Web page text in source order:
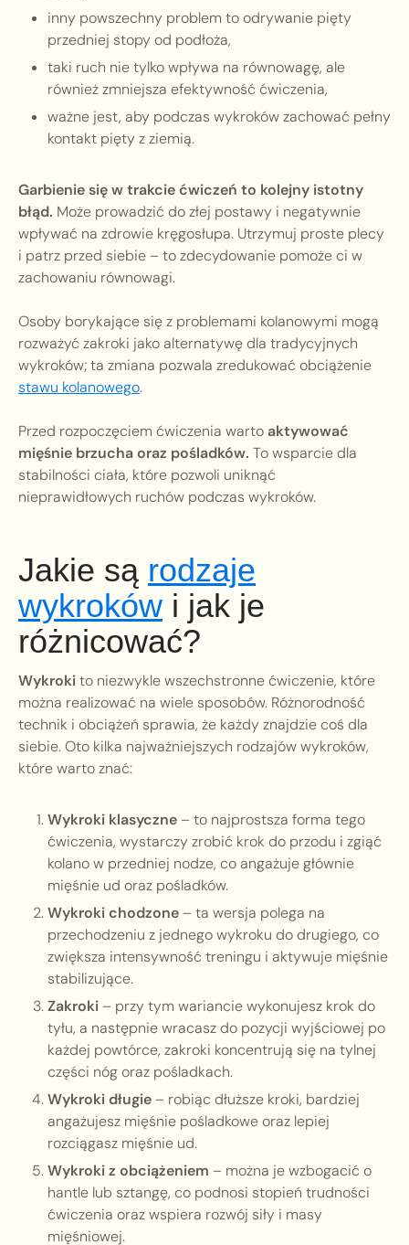
inny powszechny problem to odrywanie pięty
przedniej stopy od podłoża,
taki ruch nie tylko wpływa na równowagę, ale
również zmniejsza efektywność ćwiczenia,
ważne jest, aby podczas wykroków zachować pełny
kontakt pięty z ziemią.
Garbienie się w trakcie ćwiczeń to kolejny istotny
błąd. Może prowadzić do złej postawy i negatywnie
wpływać na zdrowie kręgosłupa. Utrzymuj proste plecy
i patrz przed siebie – to zdecydowanie pomoże ci w
zachowaniu równowagi.
Osoby borykające się z problemami kolanowymi mogą
rozważyć zakroki jako alternatywę dla tradycyjnych
wykroków; ta zmiana pozwala zredukować obciążenie
stawu kolanowego.
Przed rozpoczęciem ćwiczenia wartoaktywować
mięśnie brzucha oraz pośladków. To wsparcie dla
stabilności ciała, które pozwoli uniknąć
nieprawidłowych ruchów podczas wykroków.
Jakie są rodzaje
wykroków i jak je
różnicować?
Wykrokito niezwykle wszechstronne ćwiczenie, które
można realizować na wiele sposobów. Różnorodność
technik i obciążeń sprawia, że każdy znajdzie coś dla
siebie. Oto kilka najważniejszych rodzajów wykroków,
które warto znać:
Wykroki klasyczne– to najprostsza forma tego
ćwiczenia, wystarczy zrobić krok do przodu i zgiąć
kolano w przedniej nodze, co angażuje głównie
mięśnie ud oraz pośladków.
Wykroki chodzone– ta wersja polega na
przechodzeniu z jednego wykroku do drugiego, co
zwiększa intensywność treningu i aktywuje mięśnie
stabilizujące.
Zakroki– przy tym wariancie wykonujesz krok do
tyłu, a następnie wracasz do pozycji wyjściowej po
każdej powtórce, zakroki koncentrują się na tylnej
części nóg oraz pośladkach.
Wykroki długie– robiąc dłuższe kroki, bardziej
angażujesz mięśnie pośladkowe oraz lepiej
rozciągasz mięśnie ud.
Wykroki z obciążeniem – można je wzbogacić o
hantle lub sztangę, co podnosi stopień trudności
ćwiczenia oraz wspiera rozwój siły i masy
mięśniowej.